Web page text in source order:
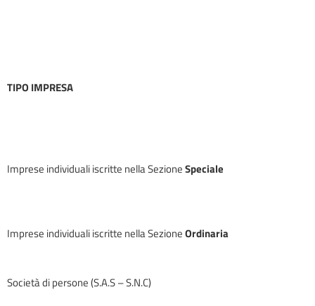
TIPO IMPRESA
Imprese individuali iscritte nella SezioneSpeciale
Imprese individuali iscritte nella SezioneOrdinaria
Società di persone (S.A.S – S.N.C)